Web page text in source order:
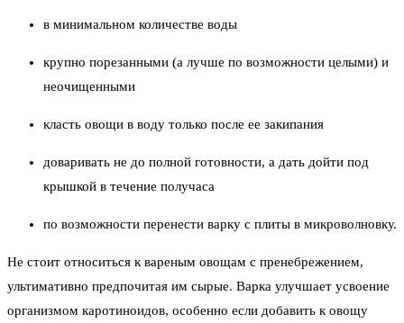
в минимальном количестве воды
крупно порезанными (а лучше по возможности целыми) и
неочищенными
класть овощи в воду только после ее закипания
доваривать не до полной готовности, а дать дойти под
крышкой в течение получаса
по возможности перенести варку с плиты в микроволновку.
Не стоит относиться к вареным овощам с пренебрежением,
ультимативно предпочитая им сырые. Варка улучшает усвоение
организмом каротиноидов, особенно если добавить к овощу